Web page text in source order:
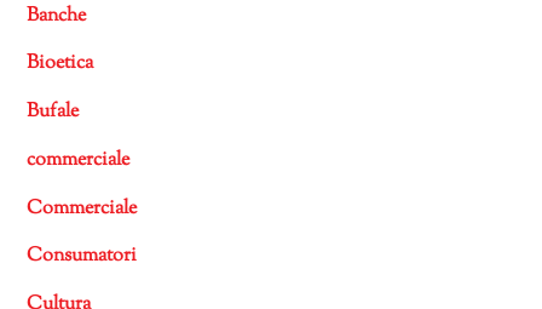
Banche
Bioetica
Bufale
commerciale
Commerciale
Consumatori